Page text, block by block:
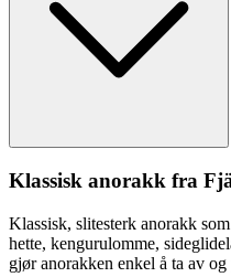
Klassisk anorakk fra
Klassisk, slitesterk anorakk
hette, kengurulomme,
gjør anorakken enkel å ta av og